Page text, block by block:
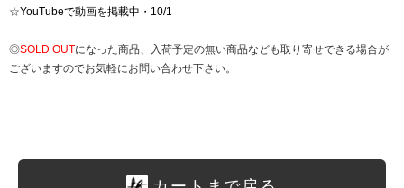
☆YouTubeで動画を掲載中・10/1
◎SOLD OUTになった商品、入荷予定の無い商品なども取り寄せできる場合が
ございますのでお気軽にお問い合わせ下さい。